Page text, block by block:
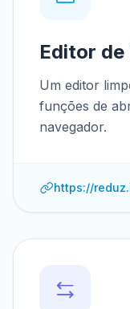
Editor
Um editor
funções de
navegador.
https://